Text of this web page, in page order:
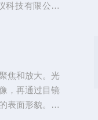
科技有限公司
势。本届论坛
焦和放大。光
，再通过目镜
表面形貌。高